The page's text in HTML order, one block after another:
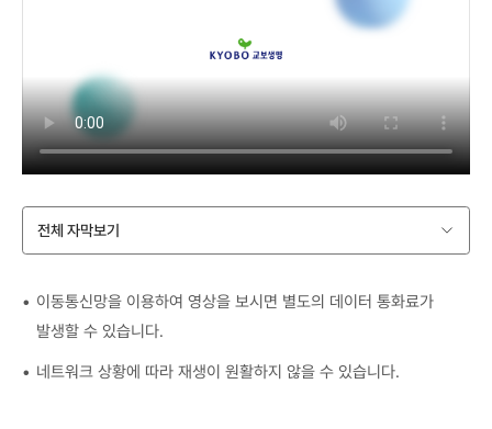
전체 자막보기
이동통신망을 이용하여 영상을 보시면 별도의 데이터 통화료가
발생할 수 있습니다.
네트워크 상황에 따라 재생이 원활하지 않을 수 있습니다.